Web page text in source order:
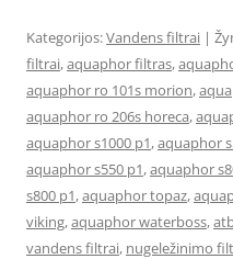
Kategorijos:Vandens filtrai |
filtrai,aquaphor filtras,
aquaphor ro 101s morion,
aquaphor ro 206s horeca,
aquaphor s1000 p1,aquaphor
aquaphor s550 p1,aquaphor
s800 p1,aquaphor topaz,
viking,aquaphor waterboss,
vandens filtrai, nugeležinimo